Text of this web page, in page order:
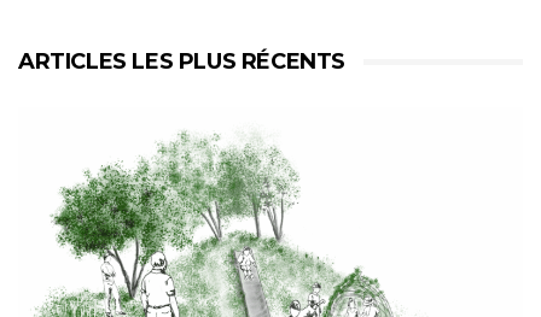
ARTICLES LES PLUS RÉCENTS